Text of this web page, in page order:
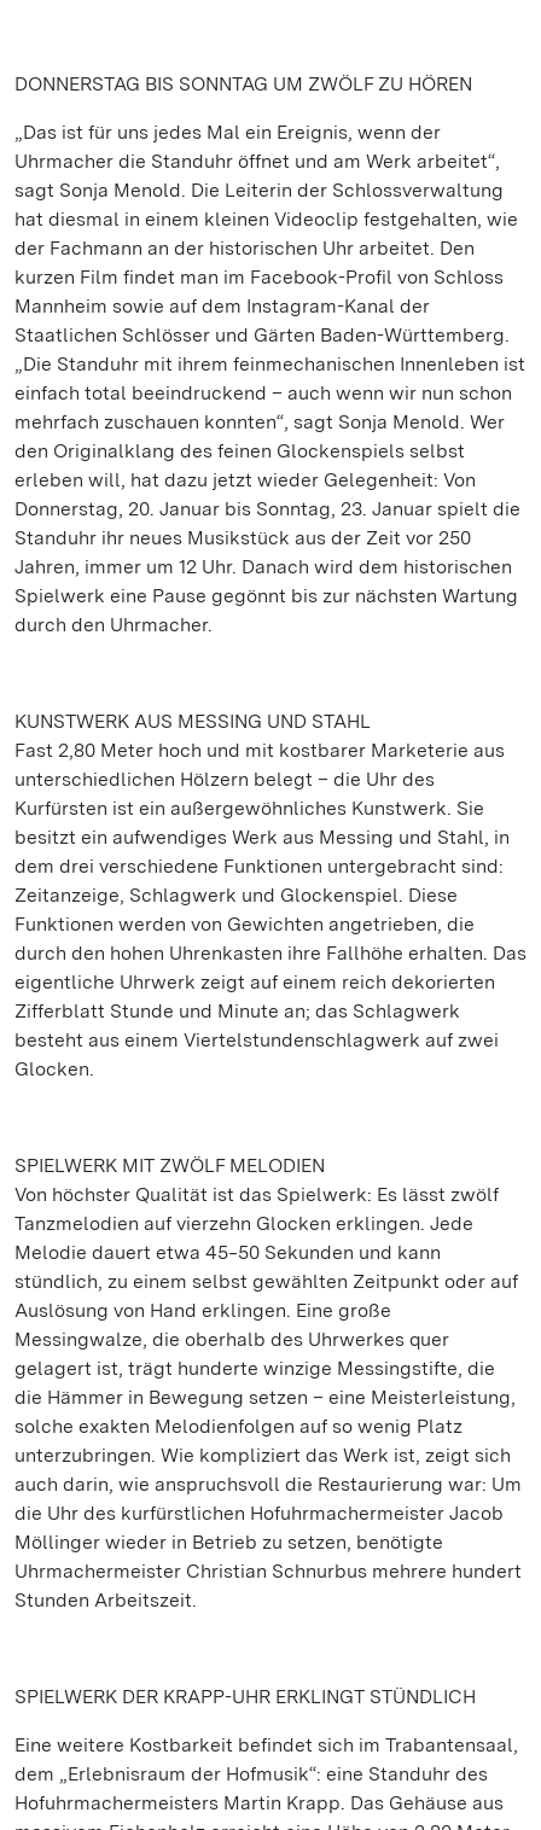
DONNERSTAG BIS SONNTAG UM ZWÖLF ZU HÖREN
„Das ist für uns jedes Mal ein Ereignis, wenn der
Uhrmacher die Standuhr öffnet und am Werk arbeitet“,
sagt Sonja Menold. Die Leiterin der Schlossverwaltung
hat diesmal in einem kleinen Videoclip festgehalten, wie
der Fachmann an der historischen Uhr arbeitet. Den
kurzen Film findet man im Facebook-Profil von Schloss
Mannheim sowie auf dem Instagram-Kanal der
Staatlichen Schlösser und Gärten Baden-Württemberg.
„Die Standuhr mit ihrem feinmechanischen Innenleben ist
einfach total beeindruckend – auch wenn wir nun schon
mehrfach zuschauen konnten“, sagt Sonja Menold. Wer
den Originalklang des feinen Glockenspiels selbst
erleben will, hat dazu jetzt wieder Gelegenheit: Von
Donnerstag, 20. Januar bis Sonntag, 23. Januar spielt die
Standuhr ihr neues Musikstück aus der Zeit vor 250
Jahren, immer um 12 Uhr. Danach wird dem historischen
Spielwerk eine Pause gegönnt bis zur nächsten Wartung
durch den Uhrmacher.
KUNSTWERK AUS MESSING UND STAHL
Fast 2,80 Meter hoch und mit kostbarer Marketerie aus
unterschiedlichen Hölzern belegt – die Uhr des
Kurfürsten ist ein außergewöhnliches Kunstwerk. Sie
besitzt ein aufwendiges Werk aus Messing und Stahl, in
dem drei verschiedene Funktionen untergebracht sind:
Zeitanzeige, Schlagwerk und Glockenspiel. Diese
Funktionen werden von Gewichten angetrieben, die
durch den hohen Uhrenkasten ihre Fallhöhe erhalten. Das
eigentliche Uhrwerk zeigt auf einem reich dekorierten
Zifferblatt Stunde und Minute an; das Schlagwerk
besteht aus einem Viertelstundenschlagwerk auf zwei
Glocken.
SPIELWERK MIT ZWÖLF MELODIEN
Von höchster Qualität ist das Spielwerk: Es lässt zwölf
Tanzmelodien auf vierzehn Glocken erklingen. Jede
Melodie dauert etwa 45‒50 Sekunden und kann
stündlich, zu einem selbst gewählten Zeitpunkt oder auf
Auslösung von Hand erklingen. Eine große
Messingwalze, die oberhalb des Uhrwerkes quer
gelagert ist, trägt hunderte winzige Messingstifte, die
die Hämmer in Bewegung setzen – eine Meisterleistung,
solche exakten Melodienfolgen auf so wenig Platz
unterzubringen. Wie kompliziert das Werk ist, zeigt sich
auch darin, wie anspruchsvoll die Restaurierung war: Um
die Uhr des kurfürstlichen Hofuhrmachermeister Jacob
Möllinger wieder in Betrieb zu setzen, benötigte
Uhrmachermeister Christian Schnurbus mehrere hundert
Stunden Arbeitszeit.
SPIELWERK DER KRAPP-UHR ERKLINGT STÜNDLICH
Eine weitere Kostbarkeit befindet sich im Trabantensaal,
dem „Erlebnisraum der Hofmusik“: eine Standuhr des
Hofuhrmachermeisters Martin Krapp. Das Gehäuse aus